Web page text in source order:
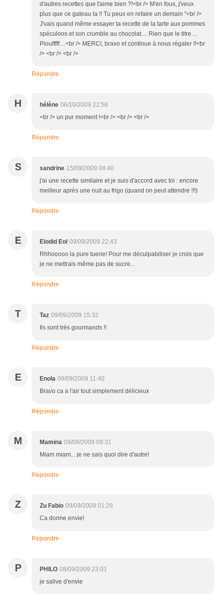
d'autres recettes que t'aime bien ?!<br /> M'en fous, j'veux
plus que ce gateau la !! Tu peux en refaire un demain "<br />
J'vais quand même essayer ta recette de la tarte aux pommes
spéculoos et son crumble au chocolat.... Rien que le titre....
Pioufffff....<br /> MERCI, bravo et continue à nous régaler !!<br
/> <br /> <br />
Répondre
H hélène 06/10/2009 22:58
<br /> un pur moment !<br /> <br /> <br />
Répondre
S sandrine 15/09/2009 08:40
j'ai une recette similaire et je suis d'accord avec toi : encore
meilleur après une nuit au frigo (quand on peut attendre !!!)
Répondre
E Elodid Eol 09/09/2009 22:43
Rhhooooo la pure tuerie! Pour me déculpabiliser je crois que
je ne mettrais même pas de sucre...
Répondre
T Taz 09/09/2009 15:32
Ils sont très gourmands !!
Répondre
E Enola 09/09/2009 11:40
Bravo ca a l'air tout simplement délicieux
Répondre
M Mamina 09/09/2009 09:31
Miam miam... je ne sais quoi dire d'autre!
Répondre
Z Zu Fabio 09/09/2009 01:28
Ca donne envie!
Répondre
P PHILO 08/09/2009 23:01
je salive d'envie